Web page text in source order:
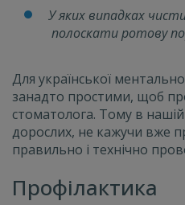
У яких випадках
полоскати ротову
Для української
занадто простими, щоб
стоматолога. Тому в нашій
дорослих, не кажучи вже
правильно і технічно
Профілактика